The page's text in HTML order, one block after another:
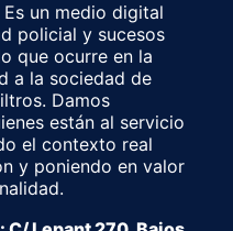
un medio digital
policial y sucesos
que ocurre en la
a la sociedad de
Damos
están al servicio
el contexto real
y poniendo en valor